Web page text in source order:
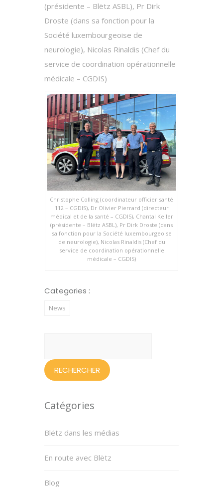
(présidente – Blëtz ASBL), Pr Dirk
Droste (dans sa fonction pour la
Société luxembourgeoise de
neurologie), Nicolas Rinaldis (Chef du
service de coordination opérationnelle
médicale – CGDIS)
Christophe Colling (coordinateur officier santé
112 – CGDIS), Dr Olivier Pierrard (directeur
médical et de la santé – CGDIS), Chantal Keller
(présidente – Blëtz ASBL), Pr Dirk Droste (dans
sa fonction pour la Société luxembourgeoise
de neurologie), Nicolas Rinaldis (Chef du
service de coordination opérationnelle
médicale – CGDIS)
Categories :
News
Catégories
Blëtz dans les médias
En route avec Blëtz
Blog